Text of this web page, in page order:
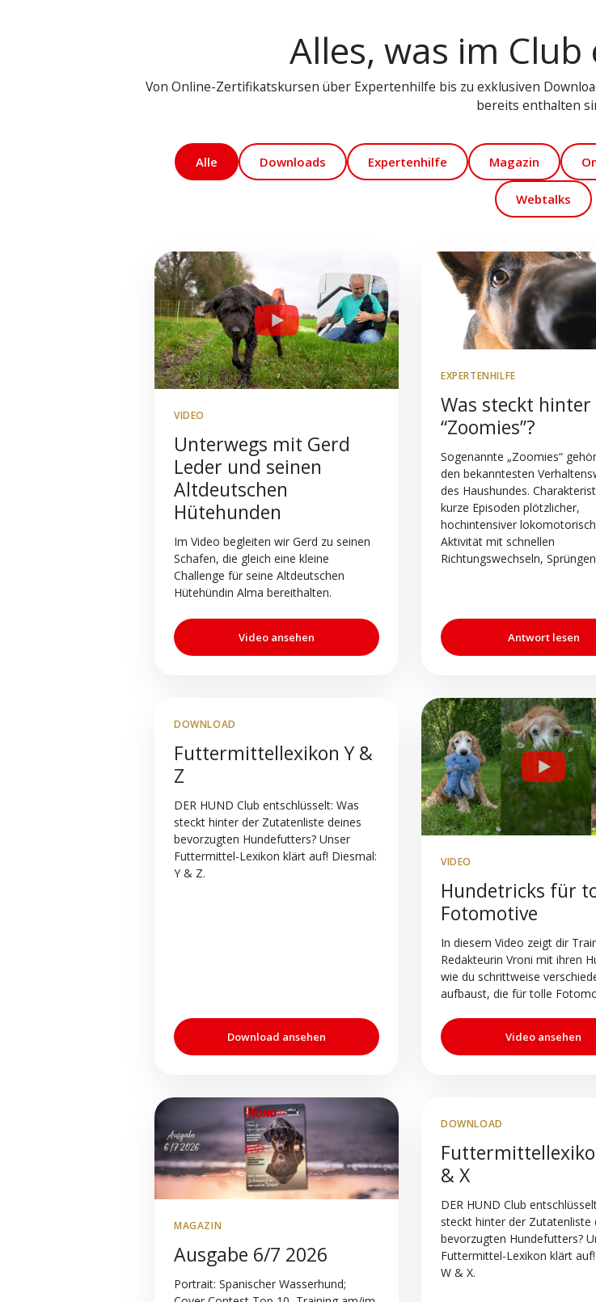
Alles, was im
Von Online-Zertifikatskursen über Expertenhilfe bis zu exklusiven
bereits enthalten
Alle Downloads Expertenhilfe Magazin
Webtalks
VIDEO
Unterwegs mit Gerd
Leder und seinen
Altdeutschen
Hütehunden
Im Video begleiten wir Gerd zu seinen
Schafen, die gleich eine kleine
Challenge für seine Altdeutschen
Hütehündin Alma bereithalten.
Video ansehen
EXPERTENHILFE
Was steckt hinter
“Zoomies”?
Sogenannte „Zoomies“
den bekanntesten
des Haushundes.
kurze Episoden plötzlicher,
hochintensiver
Aktivität mit schnellen
Richtungswechseln,
Antwort lesen
DOWNLOAD
Futtermittellexikon Y &
Z
DER HUND Club entschlüsselt: Was
steckt hinter der Zutatenliste deines
bevorzugten Hundefutters? Unser
Futtermittel-Lexikon klärt auf! Diesmal:
Y & Z.
Download ansehen
VIDEO
Hundetricks für
Fotomotive
In diesem Video zeigt dir
Redakteurin Vroni mit ihren
wie du schrittweise
aufbaust, die für tolle
Video ansehen
MAGAZIN
Ausgabe 6/7 2026
Portrait: Spanischer Wasserhund;
DOWNLOAD
& X
DER HUND Club
steckt hinter der Zutatenliste
bevorzugten Hundefutters?
Futtermittel-Lexikon klärt
W & X.